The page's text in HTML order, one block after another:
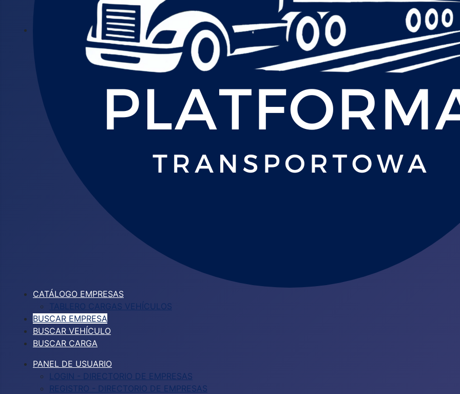
CATÁLOGO EMPRESAS
TABLERO CARGAS VEHÍCULOS
BUSCAR EMPRESA
BUSCAR VEHÍCULO
BUSCAR CARGA
PANEL DE USUARIO
LOGIN - DIRECTORIO DE EMPRESAS
REGISTRO - DIRECTORIO DE EMPRESAS